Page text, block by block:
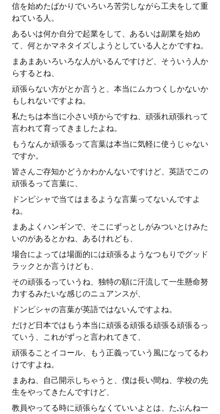
信を始めたばかりでいろいろ苦労しながら工夫をして重
ねている人。
あるいは何か自分で起業をして、あるいは副業を始め
て、何とかマネタイズしようとしている人とかですね。
まあまあいろいろな人がいるんですけど、そういう人か
らするとね、
頑張らない方がとか言うと、本当にムカつくしかないか
もしれないですよね。
私たちは本当に小さい頃からですね、頑張れ頑張れって
言われて育ってきましたよね。
もうなんか頑張るって言葉は本当に気軽に使うじゃない
ですか。
皆さんご存知かどうかわかんないですけど、英語でこの
頑張るって言葉に、
ドンピシャで当てはまるような言葉ってないんですよ
ね。
まあよくハンギンで、そこにずっとしがみついとけみた
いのがあるとかね、あるけれども、
場合によっては場面的には頑張るようなつもりでグッド
ラックとか言うけども、
その頑張るっていうね、独特の額に汗流して一生懸命努
力するみたいな感じのニュアンスが、
ドンピシャの言葉が英語ではないんですよね。
だけど日本ではもう本当に頑張る頑張る頑張る頑張るっ
ていう、これがずっと言われてきて、
頑張ることイコール、もう正義っていう風になってるわ
けですよね。
まあね、自己開示しちゃうと、僕は長い間ね、学校の先
生をやってきたんですけど、
教員やってる時に頑張らなくていいよとは、たぶんね一